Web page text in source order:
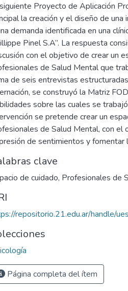
Proyecto de Aplicación
la creación y el diseño de
demanda identificada en una
Pinel S.A”. La respuesta
con el objetivo de crear un
de Salud Mental que
de seis entrevistas
se construyó la Matriz
sobre las cuales se
se pretende crear un
de Salud Mental, con
de sentimientos y fomentar
clave
de cuidado, Profesionales de
repositorio.21.edu.ar/handle/
Página completa del ítem